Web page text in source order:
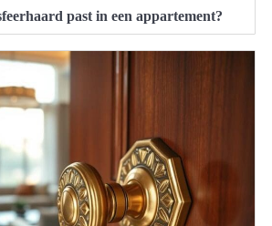
past in een appartement?